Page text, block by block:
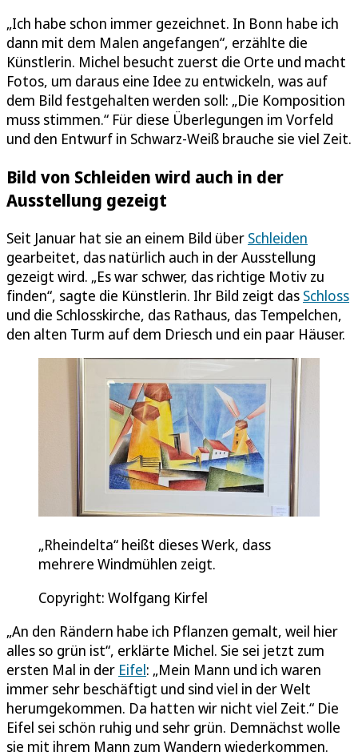
„Ich habe schon immer gezeichnet. In Bonn habe ich
dann mit dem Malen angefangen“, erzählte die
Künstlerin. Michel besucht zuerst die Orte und macht
Fotos, um daraus eine Idee zu entwickeln, was auf
dem Bild festgehalten werden soll: „Die Komposition
muss stimmen.“ Für diese Überlegungen im Vorfeld
und den Entwurf in Schwarz-Weiß brauche sie viel Zeit.
Bild von Schleiden wird auch in der
Ausstellung gezeigt
Seit Januar hat sie an einem Bild über Schleiden
gearbeitet, das natürlich auch in der Ausstellung
gezeigt wird. „Es war schwer, das richtige Motiv zu
finden“, sagte die Künstlerin. Ihr Bild zeigt das Schloss
und die Schlosskirche, das Rathaus, das Tempelchen,
den alten Turm auf dem Driesch und ein paar Häuser.
„Rheindelta“ heißt dieses Werk, dass
mehrere Windmühlen zeigt.
Copyright: Wolfgang Kirfel
„An den Rändern habe ich Pflanzen gemalt, weil hier
alles so grün ist“, erklärte Michel. Sie sei jetzt zum
ersten Mal in der Eifel: „Mein Mann und ich waren
immer sehr beschäftigt und sind viel in der Welt
herumgekommen. Da hatten wir nicht viel Zeit.“ Die
Eifel sei schön ruhig und sehr grün. Demnächst wolle
sie mit ihrem Mann zum Wandern wiederkommen.